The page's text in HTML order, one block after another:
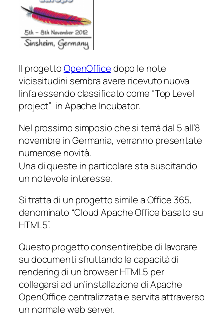
Il progettoOpenOfficedopo le note
vicissitudini sembra avere ricevuto nuova
linfa essendo classificato come “Top Level
project” in Apache Incubator.
Nel prossimo simposio che si terrà dal 5 all’8
novembre in Germania, verranno presentate
numerose novità.
Una di queste in particolare sta suscitando
un notevole interesse.
Si tratta di un progetto simile a Office 365,
denominato “Cloud Apache Office basato su
HTML5”.
Questo progetto consentirebbe di lavorare
su documenti sfruttando le capacità di
rendering di un browser HTML5 per
collegarsi ad un’installazione di Apache
OpenOffice centralizzata e servita attraverso
un normale web server.